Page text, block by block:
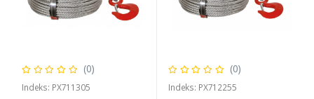
(0)
Indeks: PX711305
(0)
Indeks: PX712255